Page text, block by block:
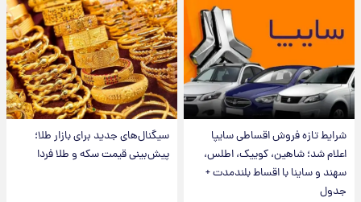
شرایط تازه فروش اقساطی سایپا
اعلام شد؛ شاهین، کوییک، اطلس،
سهند و ساینا با اقساط بلندمدت +
جدول
سیگنال‌های جدید برای بازار طلا؛
پیش‌بینی قیمت سکه و طلا فردا